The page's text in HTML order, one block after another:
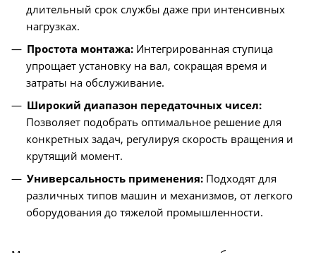
длительный срок службы даже при интенсивных
нагрузках.
Простота монтажа: Интегрированная ступица
упрощает установку на вал, сокращая время и
затраты на обслуживание.
Широкий диапазон передаточных чисел:
Позволяет подобрать оптимальное решение для
конкретных задач, регулируя скорость вращения и
крутящий момент.
Универсальность применения: Подходят для
различных типов машин и механизмов, от легкого
оборудования до тяжелой промышленности.